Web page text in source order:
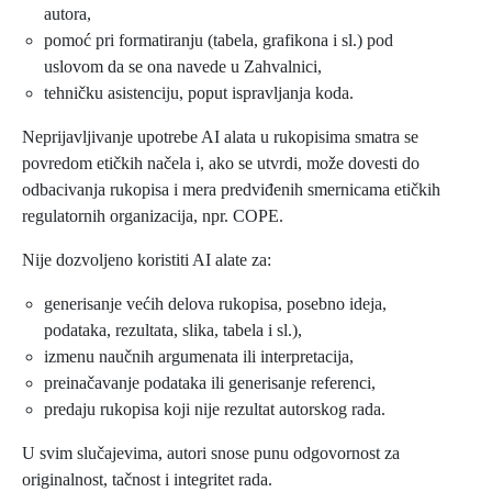
autora,
pomoć pri formatiranju (tabela, grafikona i sl.) pod
uslovom da se ona navede u Zahvalnici,
tehničku asistenciju, poput ispravljanja koda.
Neprijavljivanje upotrebe AI alata u rukopisima smatra se
povredom etičkih načela i, ako se utvrdi, može dovesti do
odbacivanja rukopisa i mera predviđenih smernicama etičkih
regulatornih organizacija, npr. COPE.
Nije dozvoljeno koristiti AI alate za:
generisanje većih delova rukopisa, posebno ideja,
podataka, rezultata, slika, tabela i sl.),
izmenu naučnih argumenata ili interpretacija,
preinačavanje podataka ili generisanje referenci,
predaju rukopisa koji nije rezultat autorskog rada.
U svim slučajevima, autori snose punu odgovornost za
originalnost, tačnost i integritet rada.